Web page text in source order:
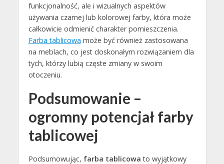
funkcjonalność, ale i wizualnych aspektów
używania czarnej lub kolorowej farby, która może
całkowicie odmienić charakter pomieszczenia.
Farba tablicowa może być również zastosowana
na meblach, co jest doskonałym rozwiązaniem dla
tych, którzy lubią częste zmiany w swoim
otoczeniu.
Podsumowanie –
ogromny potencjał farby
tablicowej
Podsumowując, farba tablicowa to wyjątkowy